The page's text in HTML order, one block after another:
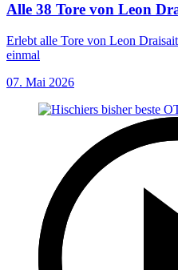
Alle 38 Tore von Leon
Erlebt alle Tore von Leon
einmal
07. Mai 2026